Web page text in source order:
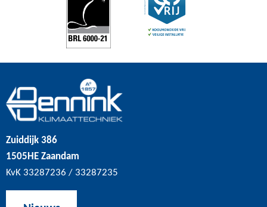
Zuiddijk 386
1505HE Zaandam
KvK 33287236 / 33287235